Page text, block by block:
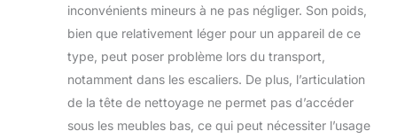
réparateurs dans le
contribuer à la
protection de
l’environnement et
à la réduction des
déchets CONVIENT
inconvénients mineurs à ne pas négliger. Son poids,
bien que relativement léger pour un appareil de ce
type, peut poser problème lors du transport,
notamment dans les escaliers. De plus, l’articulation
de la tête de nettoyage ne permet pas d’accéder
sous les meubles bas, ce qui peut nécessiter l’usage